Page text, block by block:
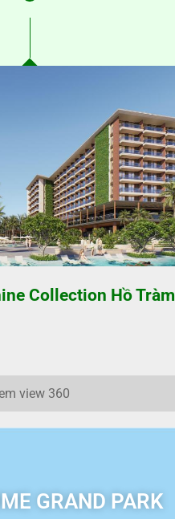
Collection Hồ Tràm
view 360
GRAND PARK